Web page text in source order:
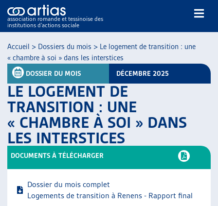
association romande et tessinoise des
institutions d’actions sociale
NOS PUBLICATIONS
ARTICLES
DOSSIERS DU MOIS
VEILLE
THÉMATIQUES
GUIDE SOCIAL ROMAND
Accueil > Dossiers du mois > Le logement de transition : une
« chambre à soi » dans les interstices
DOSSIER DU MOIS DÉCEMBRE 2025
LE LOGEMENT DE
TRANSITION : UNE
« CHAMBRE À SOI » DANS
LES INTERSTICES
DOCUMENTS À TÉLÉCHARGER
Dossier du mois complet
Logements de transition à Renens - Rapport final